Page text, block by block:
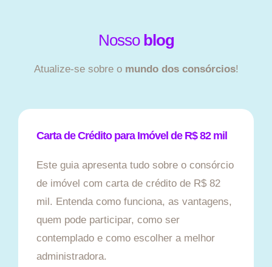
Nosso blog
Atualize-se sobre o mundo dos consórcios!
Carta de Crédito para Imóvel de R$ 82 mil
Este guia apresenta tudo sobre o consórcio
de imóvel com carta de crédito de R$ 82
mil. Entenda como funciona, as vantagens,
quem pode participar, como ser
contemplado e como escolher a melhor
administradora.